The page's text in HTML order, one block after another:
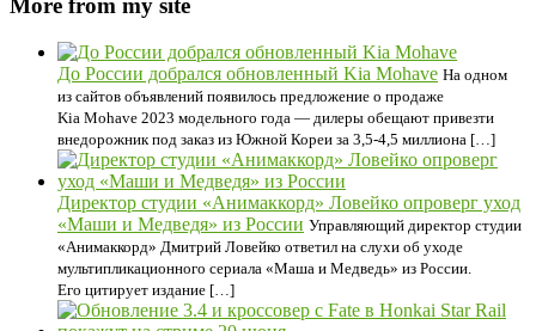
More from my site
До России добрался обновленный Kia Mohave На одном
из сайтов объявлений появилось предложение о продаже
Kia Mohave 2023 модельного года — дилеры обещают привезти
внедорожник под заказ из Южной Кореи за 3,5-4,5 миллиона […]
Директор студии «Анимаккорд» Ловейко опроверг уход
«Маши и Медведя» из России Управляющий директор студии
«Анимаккорд» Дмитрий Ловейко ответил на слухи об уходе
мультипликационного сериала «Маша и Медведь» из России.
Его цитирует издание […]